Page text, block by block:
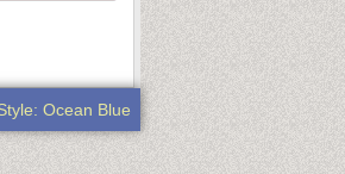
Ocean Blue